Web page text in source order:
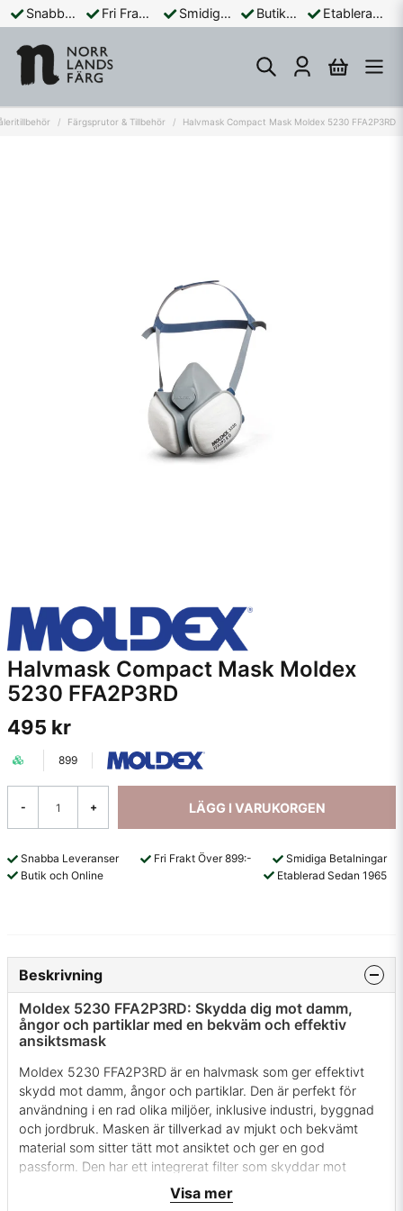
Snabba Leveranser Fri Frakt Över 899:- Smidiga Betalningar Butik och Online Etablerad Sedan 1965
Färgsprutor & Tillbehör Halvmask Compact Mask Moldex 5230 FFA2P3RD
Halvmask Compact Mask Moldex
5230 FFA2P3RD
495 kr
899
- + LÄGG I VARUKORGEN
Snabba Leveranser Fri Frakt Över 899:-
Smidiga Betalningar
Butik och Online
Etablerad Sedan 1965
Beskrivning
Moldex 5230 FFA2P3RD: Skydda dig mot damm,
ångor och partiklar med en bekväm och effektiv
ansiktsmask
Moldex 5230 FFA2P3RD är en halvmask som ger effektivt
skydd mot damm, ångor och partiklar. Den är perfekt för
användning i en rad olika miljöer, inklusive industri, byggnad
och jordbruk. Masken är tillverkad av mjukt och bekvämt
material som sitter tätt mot ansiktet och ger en god
passform. Den har ett integrerat filter som skyddar mot
partiklar ner till 0,3 mikron i storlek.
Visa mer